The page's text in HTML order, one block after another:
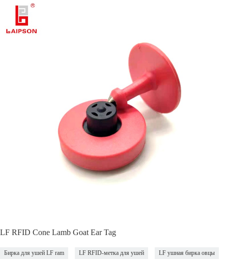
LF RFID Cone Lamb Goat Ear Tag
Бирка для ушей LF ram LF RFID-метка для ушей LF ушная бирка овцы